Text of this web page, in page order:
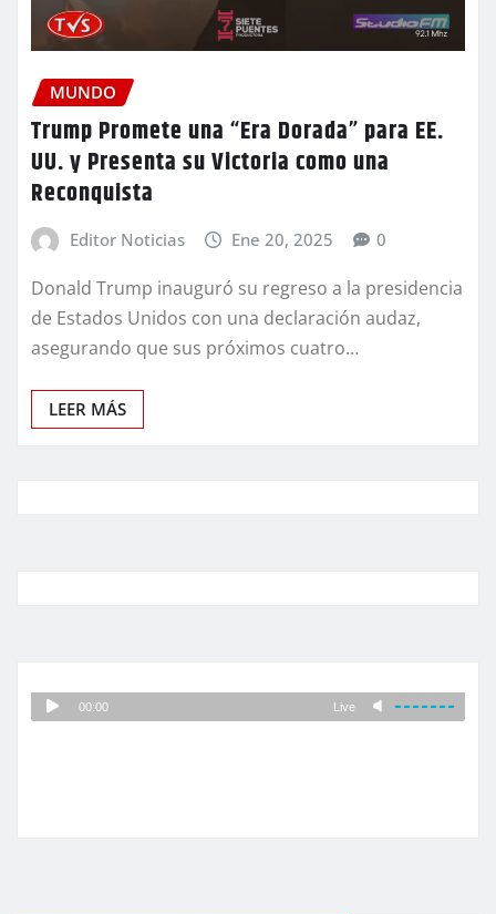
MUNDO
Trump Promete una “Era Dorada” para EE.
UU. y Presenta su Victoria como una
Reconquista
Editor Noticias Ene 20, 2025 0
Donald Trump inauguró su regreso a la presidencia
de Estados Unidos con una declaración audaz,
asegurando que sus próximos cuatro…
LEER MÁS